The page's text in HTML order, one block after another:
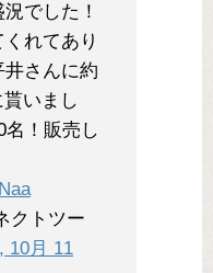
でした！
れてあり
さんに約
いまし
名！販売し
クトツー
10月 11